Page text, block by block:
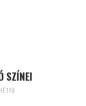
SZÍNEI